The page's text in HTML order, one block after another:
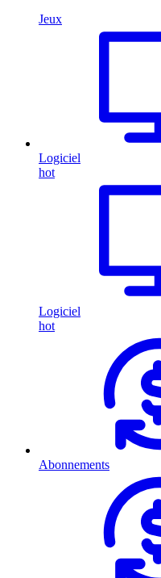
Jeux
Logiciel
hot
Logiciel
hot
Abonnements